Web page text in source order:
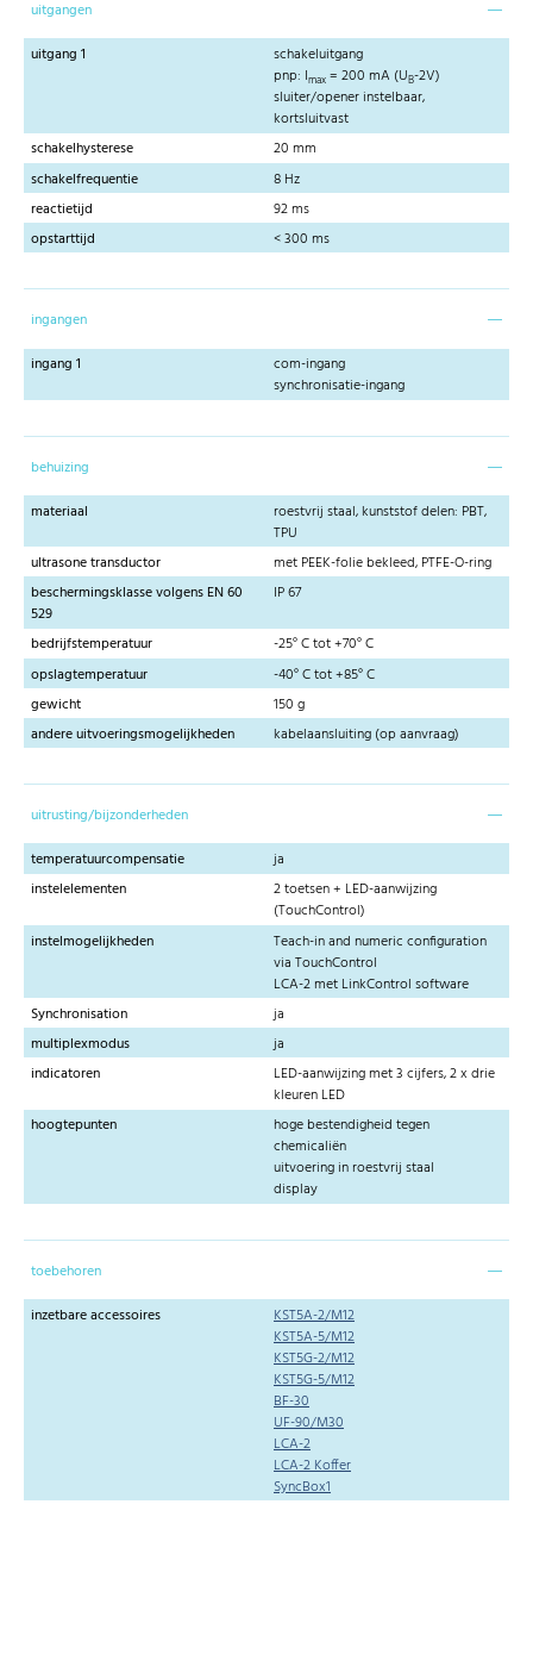
uitgangen
uitgang 1
schakeluitgang
pnp: Imax = 200 mA (UB-2V)
sluiter/opener instelbaar,
kortsluitvast
schakelhysterese
20 mm
schakelfrequentie
8 Hz
reactietijd
92 ms
opstarttijd
< 300 ms
ingangen
ingang 1
com-ingang
synchronisatie-ingang
behuizing
materiaal
roestvrij staal, kunststof delen: PBT,
TPU
ultrasone transductor
met PEEK-folie bekleed, PTFE-O-ring
beschermingsklasse volgens EN 60
529
IP 67
bedrijfstemperatuur
-25° C tot +70° C
opslagtemperatuur
-40° C tot +85° C
gewicht
150 g
andere uitvoeringsmogelijkheden
kabelaansluiting (op aanvraag)
uitrusting/bijzonderheden
temperatuurcompensatie
ja
instelelementen
2 toetsen + LED-aanwijzing
(TouchControl)
instelmogelijkheden
Teach-in and numeric configuration
via TouchControl
LCA-2 met LinkControl software
Synchronisation
ja
multiplexmodus
ja
indicatoren
LED-aanwijzing met 3 cijfers, 2 x drie
kleuren LED
hoogtepunten
hoge bestendigheid tegen
chemicaliën
uitvoering in roestvrij staal
display
toebehoren
inzetbare accessoires
KST5A-2/M12
KST5A-5/M12
KST5G-2/M12
KST5G-5/M12
BF-30
UF-90/M30
LCA-2
LCA-2 Koffer
SyncBox1